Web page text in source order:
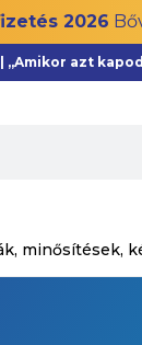
2026
| „Amikor azt
minősítések,